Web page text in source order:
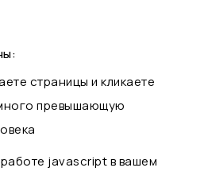
страницы и кликаете
превышающую
javascript в вашем